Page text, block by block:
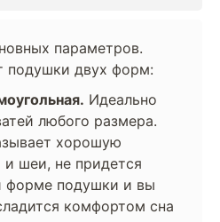
параметров.
подушки двух форм:
Идеально
любого размера.
хорошую
шеи, не придется
форме подушки и вы
комфортом сна